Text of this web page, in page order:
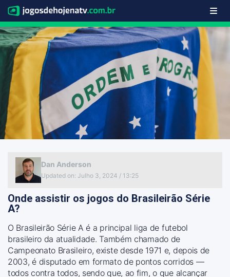
Dan Anderson
Updated on: Julho 3, 2024 / 13:25
Onde assistir os jogos do Brasileirão Série
A?
O Brasileirão Série A é a principal liga de futebol
brasileiro da atualidade. Também chamado de
Campeonato Brasileiro, existe desde 1971 e, depois de
2003, é disputado em formato de pontos corridos —
todos contra todos, sendo que, ao fim, o que alcançar